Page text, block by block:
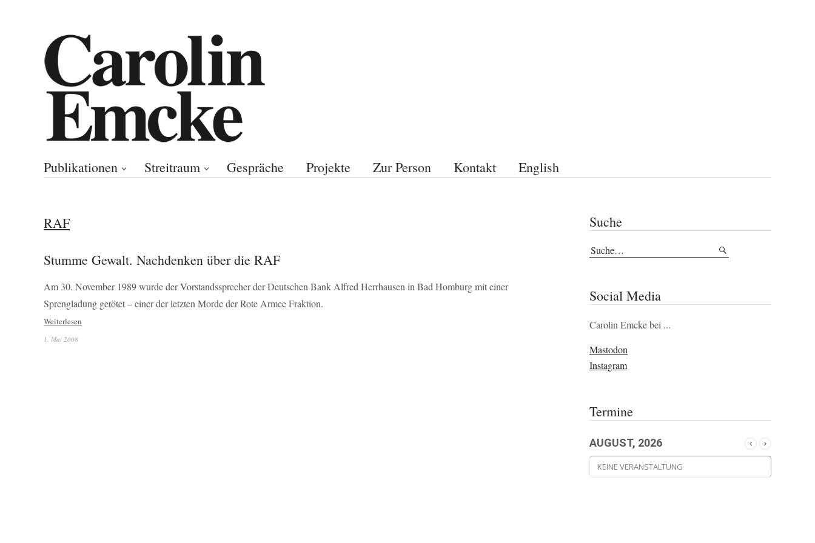
Publikationen Streitraum Gespräche Projekte Zur Person Kontakt English
RAF
Stumme Gewalt. Nachdenken über die RAF
Am 30. November 1989 wurde der Vorstandssprecher der Deutschen Bank Alfred Herrhausen in Bad Homburg mit einer
Sprengladung getötet – einer der letzten Morde der Rote Armee Fraktion.
Weiterlesen
1. Mai 2008
Suche
Social Media
Carolin Emcke bei ...
Mastodon
Instagram
Termine
AUGUST, 2026
KEINE VERANSTALTUNG